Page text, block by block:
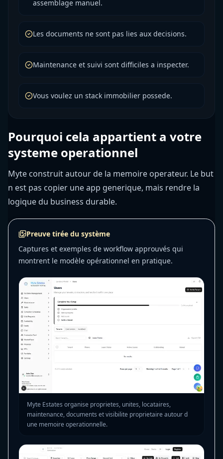
assemblage manuel.
Les documents ne sont pas lies aux decisions.
Maintenance et suivi sont difficiles a inspecter.
Vous voulez un stack immobilier possede.
Pourquoi cela appartient a votre
systeme operationnel
Myte construit autour de la memoire operateur. Le but
n est pas copier une app generique, mais rendre la
logique du business durable.
Preuve tirée du système
Captures et exemples de workflow approuvés qui
montrent le modèle opérationnel en pratique.
Myte Estates organise proprietes, unites, locataires,
maintenance, documents et visibilite proprietaire autour d
une memoire operationnelle.